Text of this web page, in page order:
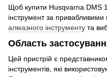
Щоб купити Husqvarna DMS
інструмент за привабливими
алмазного інструменту та
Область
Цей пристрій є
інструментів, які